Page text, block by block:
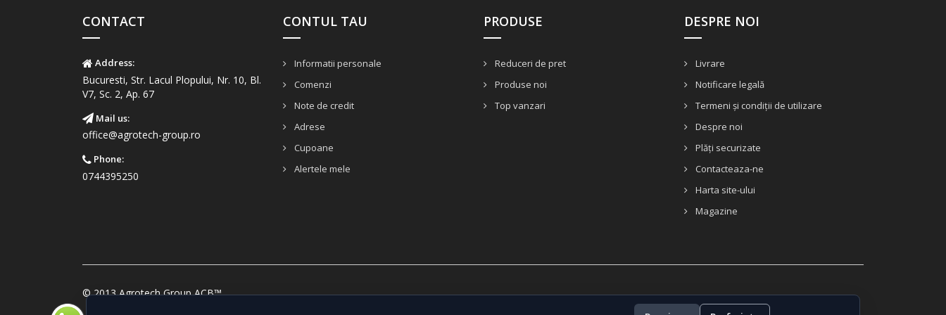
CONTACT
Address:
Bucuresti, Str. Lacul Plopului, Nr. 10, Bl.
V7, Sc. 2, Ap. 67
Mail us:
office@agrotech-group.ro
Phone:
0744395250
CONTUL TAU
Informatii personale
Comenzi
Note de credit
Adrese
Cupoane
Alertele mele
PRODUSE
Reduceri de pret
Produse noi
Top vanzari
DESPRE NOI
Livrare
Notificare legală
Termeni și condiții de utilizare
Despre noi
Plăți securizate
Contacteaza-ne
Harta site-ului
Magazine
© 2013 Agrotech Group ACB™